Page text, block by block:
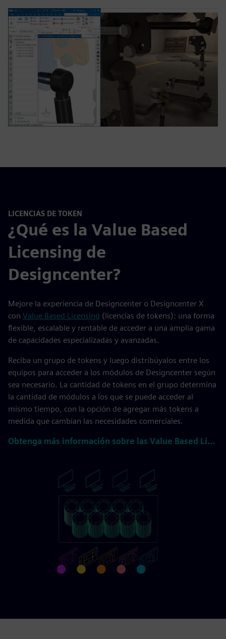
LICENCIAS DE TOKEN
¿Qué es la Value Based
Licensing de
Designcenter?
Mejore la experiencia de Designcenter o Designcenter X
con Value Based Licensing (licencias de tokens): una forma
flexible, escalable y rentable de acceder a una amplia gama
de capacidades especializadas y avanzadas.
Reciba un grupo de tokens y luego distribúyalos entre los
equipos para acceder a los módulos de Designcenter según
sea necesario. La cantidad de tokens en el grupo determina
la cantidad de módulos a los que se puede acceder al
mismo tiempo, con la opción de agregar más tokens a
medida que cambian las necesidades comerciales.
Obtenga más información sobre las Value Based Licensing